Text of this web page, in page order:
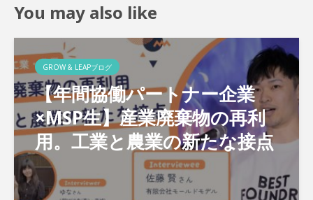
You may also like
GROW & LEAPブログ
【年間協働パートナー企業
×MSP生】産業廃棄物の再利
用。工業と農業の新たな接点